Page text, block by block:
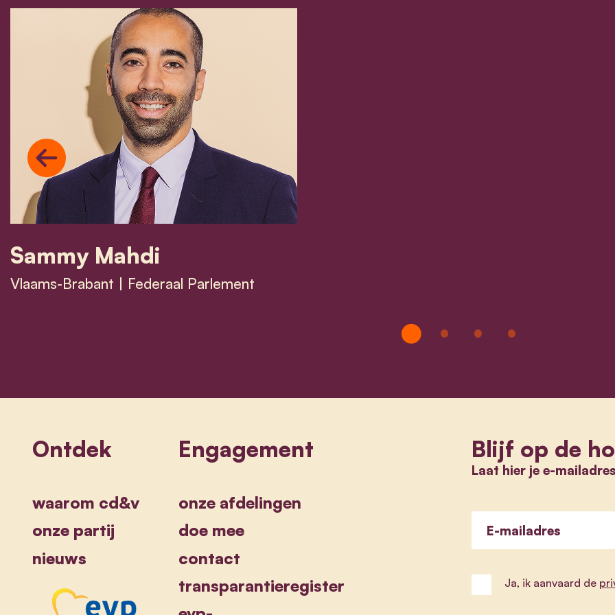
Sammy Mahdi
Vlaams-Brabant | Federaal Parlement
Previous
Ontdek
waarom cd&v
onze partij
nieuws
Engagement
onze afdelingen
doe mee
contact
transparantieregister
Blijf op de
Laat hier je e-
E-mailadres
Ja, ik aanvaard de